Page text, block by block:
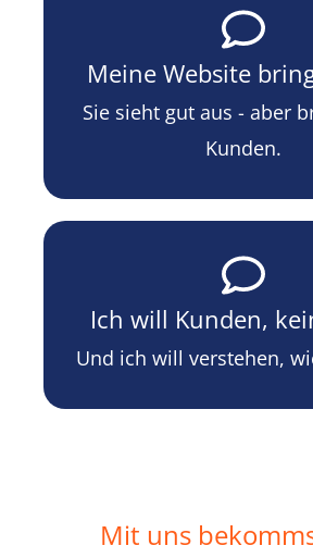
Meine Website
Sie sieht gut aus - aber
Kunden.
Ich will Kunden,
Und ich will verstehen,
Mit uns